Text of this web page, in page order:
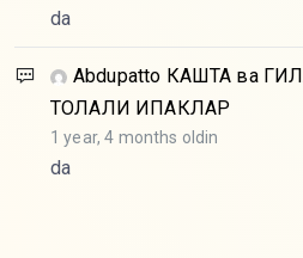
da
Abdupatto КАШТА ва
ТОЛАЛИ ИПАКЛАР
1 year, 4 months oldin
da